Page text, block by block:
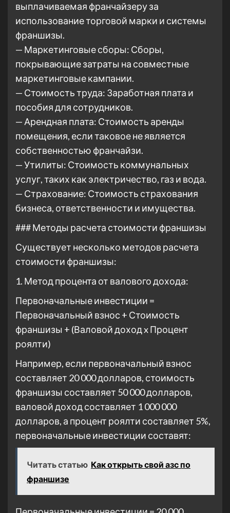
выплачиваемая франчайзеру за
использование торговой марки и системы
франшизы.
— Маркетинговые сборы: Сборы,
покрывающие затраты на совместные
маркетинговые кампании.
— Стоимость труда: Заработная плата и
пособия для сотрудников.
— Арендная плата: Стоимость аренды
помещения, если таковое не является
собственностью франчайзи.
— Утилиты: Стоимость коммунальных
услуг, таких как электричество, газ и вода.
— Страхование: Стоимость страхования
бизнеса, ответственности и имущества.
### Методы расчета стоимости франшизы
Существует несколько методов расчета
стоимости франшизы:
1. Метод процента от валового дохода:
Первоначальные инвестиции =
Первоначальный взнос + Стоимость
франшизы + (Валовой доход x Процент
роялти)
Например, если первоначальный взнос
составляет 20 000 долларов, стоимость
франшизы составляет 50 000 долларов,
валовой доход составляет 1 000 000
долларов, а процент роялти составляет 5%,
первоначальные инвестиции составят:
Читать статью Как открыть свой азс по
франшизе